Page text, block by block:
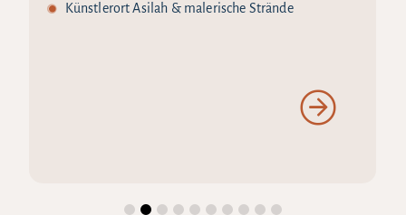
Künstlerort Asilah & malerische Strände